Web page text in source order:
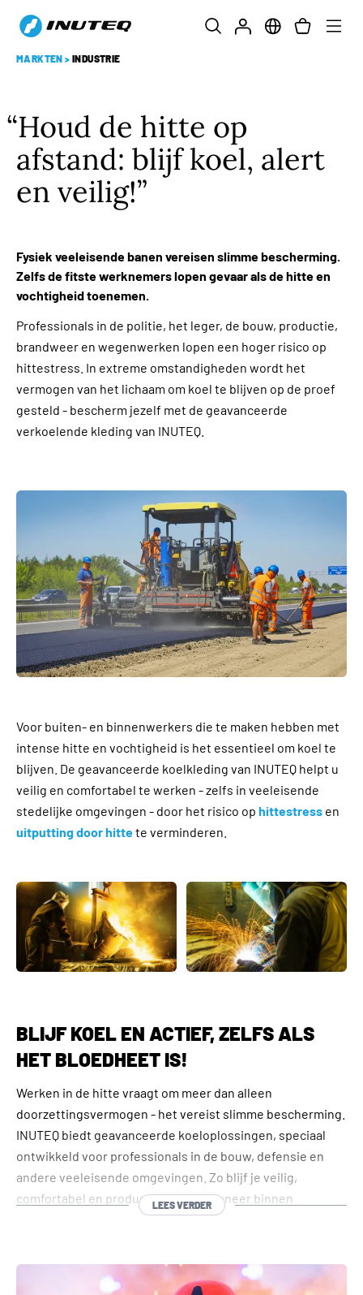
MARKTEN > INDUSTRIE
Houd de hitte op
afstand: blijf koel, alert
en veilig!
Fysiek veeleisende banen vereisen slimme bescherming.
Zelfs de fitste werknemers lopen gevaar als de hitte en
vochtigheid toenemen.
Professionals in de politie, het leger, de bouw, productie,
brandweer en wegenwerken lopen een hoger risico op
hittestress. In extreme omstandigheden wordt het
vermogen van het lichaam om koel te blijven op de proef
gesteld - bescherm jezelf met de geavanceerde
verkoelende kleding van INUTEQ.
Voor buiten- en binnenwerkers die te maken hebben met
intense hitte en vochtigheid is het essentieel om koel te
blijven. De geavanceerde koelkleding van INUTEQ helpt u
veilig en comfortabel te werken - zelfs in veeleisende
stedelijke omgevingen - door het risico op hittestress en
uitputting door hittete verminderen.
LEES VERDER
BLIJF KOEL EN ACTIEF, ZELFS ALS
HET BLOEDHEET IS!
Werken in de hitte vraagt om meer dan alleen
doorzettingsvermogen - het vereist slimme bescherming.
INUTEQ biedt geavanceerde koeloplossingen, speciaal
ontwikkeld voor professionals in de bouw, defensie en
andere veeleisende omgevingen. Zo blijf je veilig,
comfortabel en productief, zelfs wanneer binnen
pauzeren niet mogelijk is.
Maak kennis met hetSmart-Xkoelvest, uitgerust met
INUTEQ-DRY® technologie: een lichtgewicht vest met